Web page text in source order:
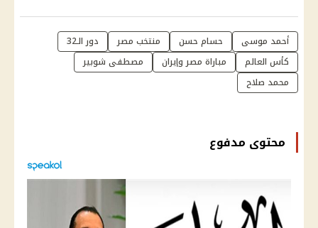
أحمد موسى حسام حسن منتخب مصر
دور الـ32
كأس العالم
مباراة مصر وإيران
مصطفى شوبير
محمد صلاح
محتوى مدفوع